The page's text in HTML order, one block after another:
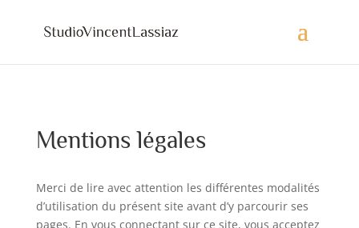
Mentions légales
Merci de lire avec attention les différentes modalités
d’utilisation du présent site avant d’y parcourir ses
pages. En vous connectant sur ce site, vous acceptez